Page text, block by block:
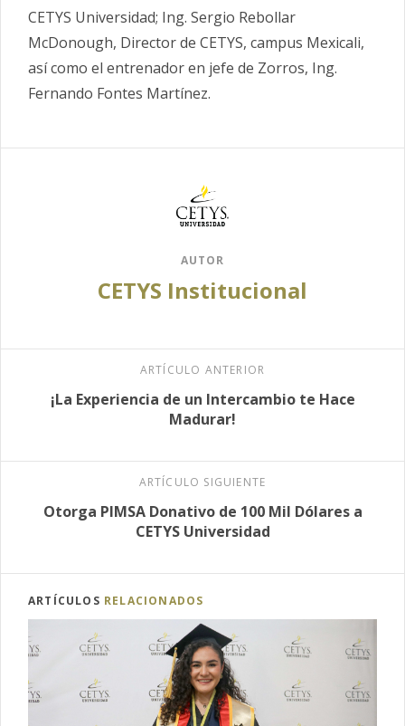
CETYS Universidad; Ing. Sergio Rebollar
McDonough, Director de CETYS, campus Mexicali,
así como el entrenador en jefe de Zorros, Ing.
Fernando Fontes Martínez.
AUTOR
CETYS Institucional
ARTÍCULO ANTERIOR
¡La Experiencia de un Intercambio te Hace
Madurar!
ARTÍCULO SIGUIENTE
Otorga PIMSA Donativo de 100 Mil Dólares a
CETYS Universidad
ARTÍCULOS RELACIONADOS